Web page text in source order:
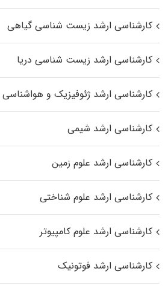
کارشناسی ارشد زیست‌ شناسی گیاهی
کارشناسی ارشد زیست‌ شناسی دریا
کارشناسی ارشد ژئوفیزیک و هواشناسی
کارشناسی ارشد شیمی
کارشناسی ارشد علوم زمین
کارشناسی ارشد علوم شناختی
کارشناسی ارشد علوم کامپیوتر
کارشناسی ارشد فوتونیک